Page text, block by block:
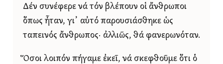
Δέν συνέφερε νά τόν βλέπουν οἱ ἄνθρωποι
ὅπως ἦταν, γι᾿ αὐτό παρουσιάσθηκε ὡς
ταπεινός ἄνθρωπος· ἀλλιῶς, θά φανερωνόταν.
Ὅσοι λοιπόν πήγαμε ἐκεῖ, νά σκεφθοῦμε ὅτι ὁ